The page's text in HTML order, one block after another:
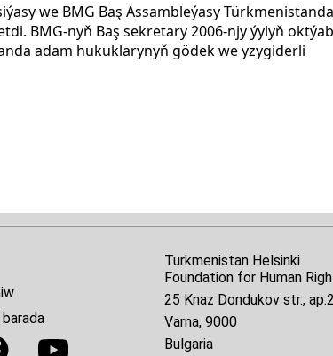
we BMG Baş Assambleýasy Türkmenistanda
BMG-nyň Baş sekretary 2006-njy ýylyň
adam hukuklarynyň gödek we yzygiderli
barada
Turkmenistan Helsinki
Foundation for Human
25 Knaz Dondukov str., ap.2
Varna, 9000
Bulgaria